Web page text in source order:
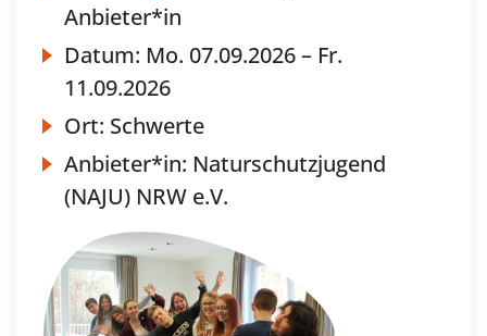
Anbieter*in
Datum: Mo. 07.09.2026 – Fr.
11.09.2026
Ort: Schwerte
Anbieter*in: Naturschutzjugend
(NAJU) NRW e.V.